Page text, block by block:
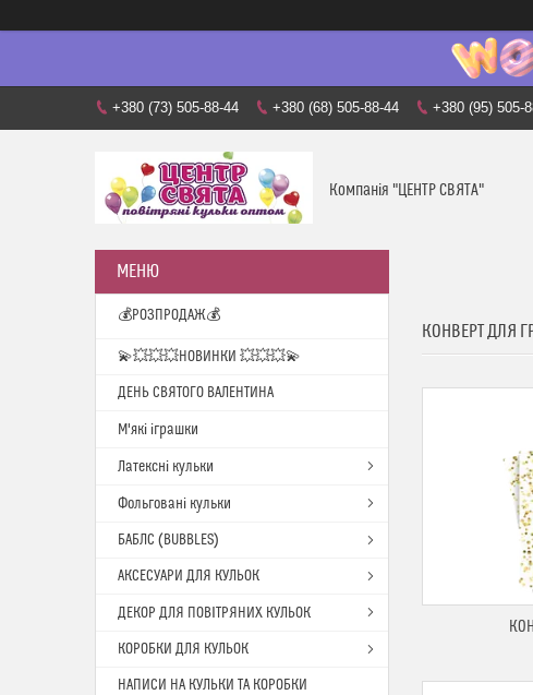
+380 (73) 505-88-44 +380 (68) 505-88-44 +380 (95) 505-
Компанія "ЦЕНТР СВЯТА"
КОНВЕРТ ДЛЯ
💰РОЗПРОДАЖ💰
💫💥💥💥НОВИНКИ 💥💥💥💫
ДЕНЬ СВЯТОГО ВАЛЕНТИНА
М'які іграшки
Латексні кульки
Фольговані кульки
БАБЛС (BUBBLES)
АКСЕСУАРИ ДЛЯ КУЛЬОК
ДЕКОР ДЛЯ ПОВІТРЯНИХ КУЛЬОК
КОРОБКИ ДЛЯ КУЛЬОК
НАПИСИ НА КУЛЬКИ ТА КОРОБКИ